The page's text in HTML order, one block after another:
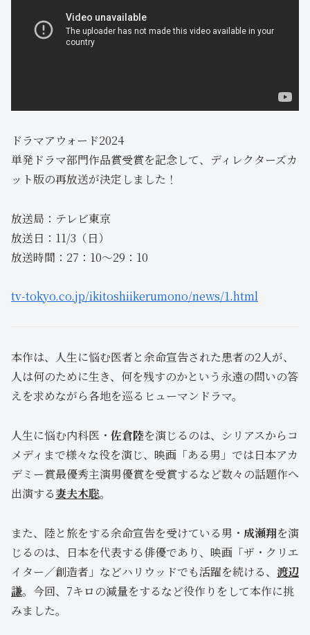
ドラマアウォード2024
単発ドラマ部門作品賞受賞を記念して、ディレクターズカ
ット版の再放送が決定しました！
放送局：テレビ東京
放送日：11/3（日）
放送時間：27：10～29：10
tv-tokyo.co.jp/ikitoshiikerumono/news/1.html
本作は、人生に悩む医者と余命宣告された患者の2人が、
人は何のために生き、何を残すのかという永遠の問いの答
えを求めながら各地を巡るヒューマンドラマ。
人生に悩む内科医・ 佐倉陸を演じるのは、シリアスからコ
メディまで様々な役を演じ、映画「ある男」では日本アカ
デミー賞最優秀主演男優賞を受賞するなど数々の話題作へ
出演する妻夫木聡。
また、陸と旅をする余命宣告を受けている男・ 成瀬翔を演
じるのは、日本を代表する俳優であり、映画「ザ・クリエ
イター／創造者」などハリウッドでも活躍を続ける、 渡辺
謙。今回、7キロの減量をするなど役作りをして本作に挑
みました。